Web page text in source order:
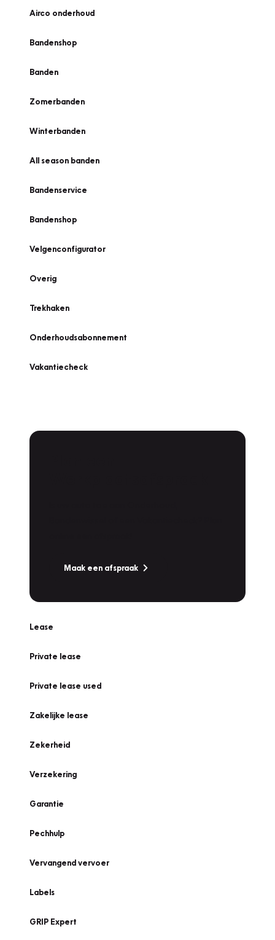
Airco onderhoud
Bandenshop
Banden
Zomerbanden
Winterbanden
All season banden
Bandenservice
Bandenshop
Velgenconfigurator
Overig
Trekhaken
Onderhoudsabonnement
Vakantiecheck
Maak een afspraak
Lease
Private lease
Private lease used
Zakelijke lease
Zekerheid
Verzekering
Garantie
Pechhulp
Vervangend vervoer
Labels
GRIP Expert